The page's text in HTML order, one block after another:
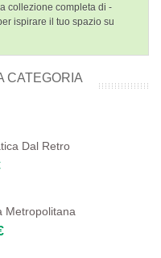
collezione completa di -
ispirare il tuo spazio su
CATEGORIA
Dal Retro
Metropolitana